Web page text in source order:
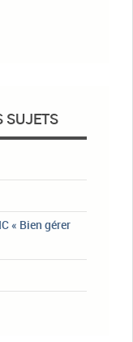
SUJETS
« Bien gérer